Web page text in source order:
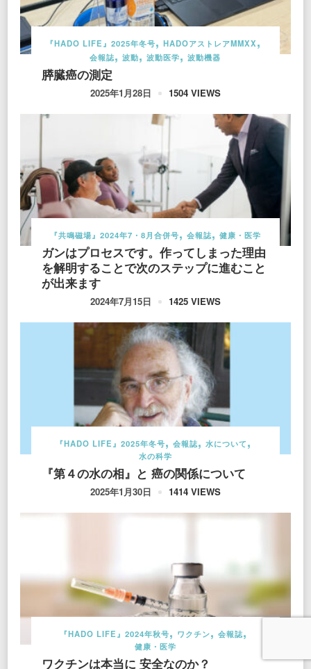
『HADO LIFE』2025年冬号
HADOアストレアMMXX
会報誌
波動 波動医学 波動機器
膵臓癌の測定
2025年1月28日 1504 VIEWS
『共鳴磁場』2024年7・8月合併号 会報誌 健康・医学
ガンはプロセスです。作ってしまった理由
を解明することで次のステップに進むこと
が出来ます
2024年7月15日 1425 VIEWS
『HADO LIFE』2025年冬号 会報誌
水について
水の科学
『第４の水の相』と 癌の関係について
2025年1月30日 1414 VIEWS
『HADO LIFE』2024年秋号 ワクチン
会報誌
健康・医学
ワクチンは本当に 安全なのか？